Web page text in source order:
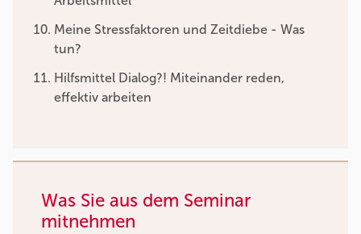
Meine Stressfaktoren und Zeitdiebe - Was
tun?
Hilfsmittel Dialog?! Miteinander reden,
effektiv arbeiten
Was Sie aus dem Seminar
mitnehmen